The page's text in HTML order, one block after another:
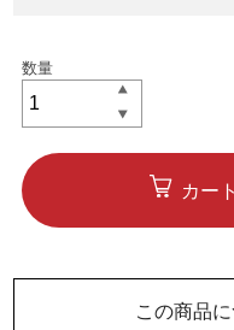
カー
この商品